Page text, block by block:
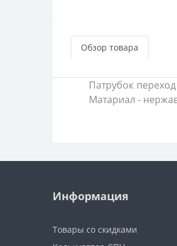
Обзор товара
Патрубок
Матариал -
Информация
Товары со скидками